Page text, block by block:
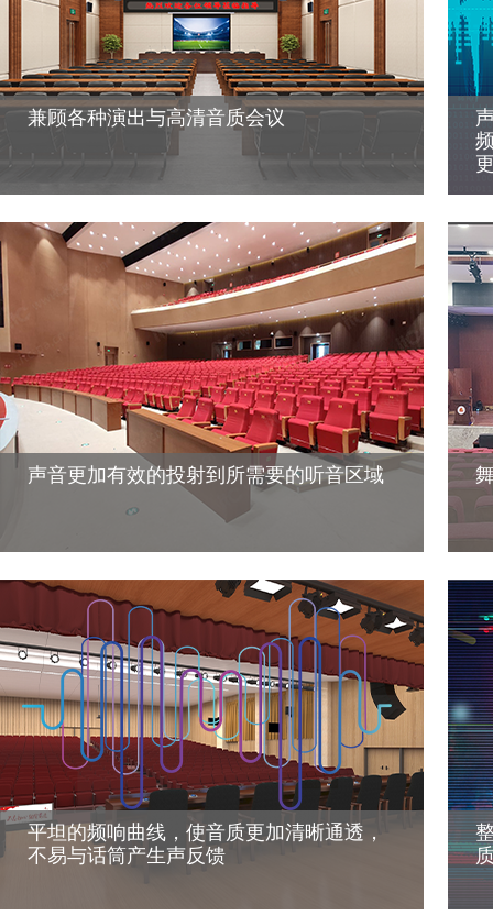
兼顾各种演出与高清音质会议
声音更加有效的投射到所需要的听音区域
平坦的频响曲线，使音质更加清晰通透，
不易与话筒产生声反馈